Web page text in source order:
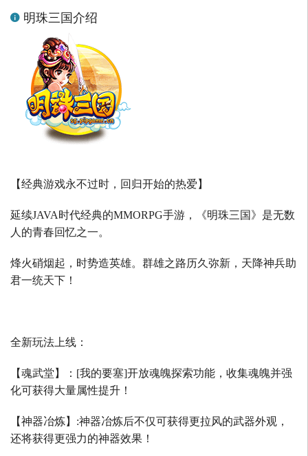
明珠三国介绍
【经典游戏永不过时，回归开始的热爱】
延续JAVA时代经典的MMORPG手游，《明珠三国》是无数
人的青春回忆之一。
烽火硝烟起，时势造英雄。群雄之路历久弥新，天降神兵助
君一统天下！
全新玩法上线：
【魂武堂】： [我的要塞]开放魂魄探索功能，收集魂魄并强
化可获得大量属性提升！
【神器冶炼】 :神器冶炼后不仅可获得更拉风的武器外观，
还将获得更强力的神器效果！